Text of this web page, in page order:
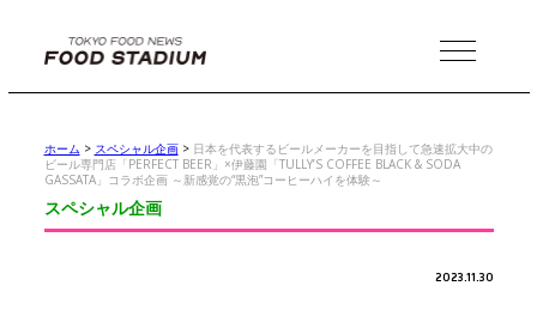
MENU
ホーム > スペシャル企画> 日本を代表するビールメーカーを目指して急速拡大中の
ビール専門店「PERFECT BEER」×伊藤園「TULLY’S COFFEE BLACK & SODA
GASSATA」コラボ企画 ～新感覚の“黒泡”コーヒーハイを体験～
スペシャル企画
2023.11.30